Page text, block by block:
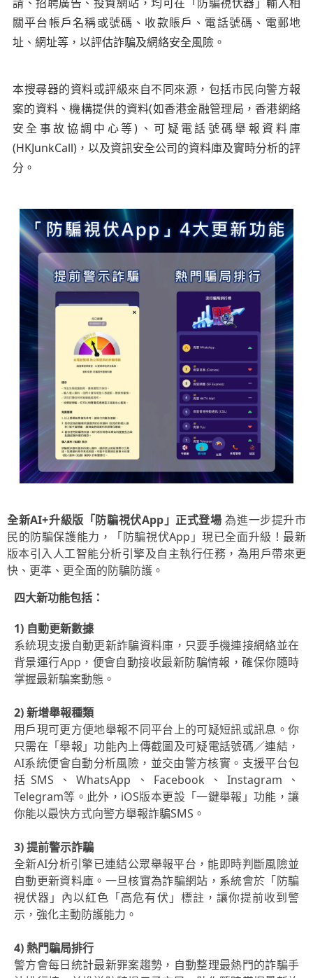
關平台帳戶名稱或號碼、收款賬戶、電話號碼、電郵地
址、網址等，以評估詐騙及網絡安全風險。
本搜尋器的資料或評級來自不同來源，包括市民向警方報
案的資料、機構提供的資料(如香港金融管理局，香港網絡
安全事故協調中心等) 、可疑電話號碼舉報資料庫
(HKJunkCall) ，以及資訊安全公司的資料庫及實時分析的評
分。
全新AI+升級版「防騙視伏App」正式登場為進一步提升市
民的防騙保護能力，「防騙視伏App」現已全面升級！最新
版本引入人工智能分析引擎及自主執行任務，為用戶帶來更
快、更準、更全面的防騙防護。
四大新功能包括：
1) 自動更新數據
系統現支援自動更新詐騙資料庫，只要手機連接網絡並在
背景運行App，便會自動接收最新防騙情報，確保你隨時
掌握最新騙案動態。
2) 新增舉報種類
用戶現可更方便地舉報不同平台上的可疑短訊或訊息。你
只需在「舉報」功能內上傳截圖及可疑電話號碼／連結，
AI系統便會自動分析風險，並交由警方核實。支援平台包
括SMS、WhatsApp、Facebook、Instagram、
Telegram等。此外，iOS版本更設「一鍵舉報」功能，讓
你能以最快方式向警方舉報詐騙SMS。
3) 提前警示詐騙
全新AI分析引擎已連結公眾舉報平台，能即時判斷風險並
自動更新資料庫。一旦核實為詐騙網站，系統會於「防騙
視伏器」內以紅色「高危有伏」標註，讓你提前收到警
示，強化主動防護能力。
4) 熱門騙局排行
警方會每日統計最新罪案趨勢，自動整理最熱門的詐騙手